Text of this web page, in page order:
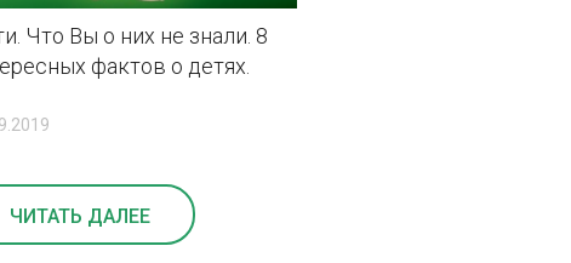
Что Вы о них не знали. 8
фактов о детях.
ЧИТАТЬ ДАЛЕЕ